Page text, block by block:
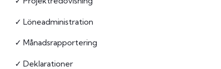
✓ Löneadministration
✓ Månadsrapportering
✓ Deklarationer